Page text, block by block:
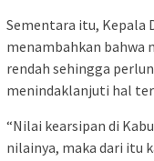
Sementara itu, Kepala
menambahkan bahwa
rendah sehingga
menindaklanjuti hal
“Nilai kearsipan di
nilainya, maka dari itu